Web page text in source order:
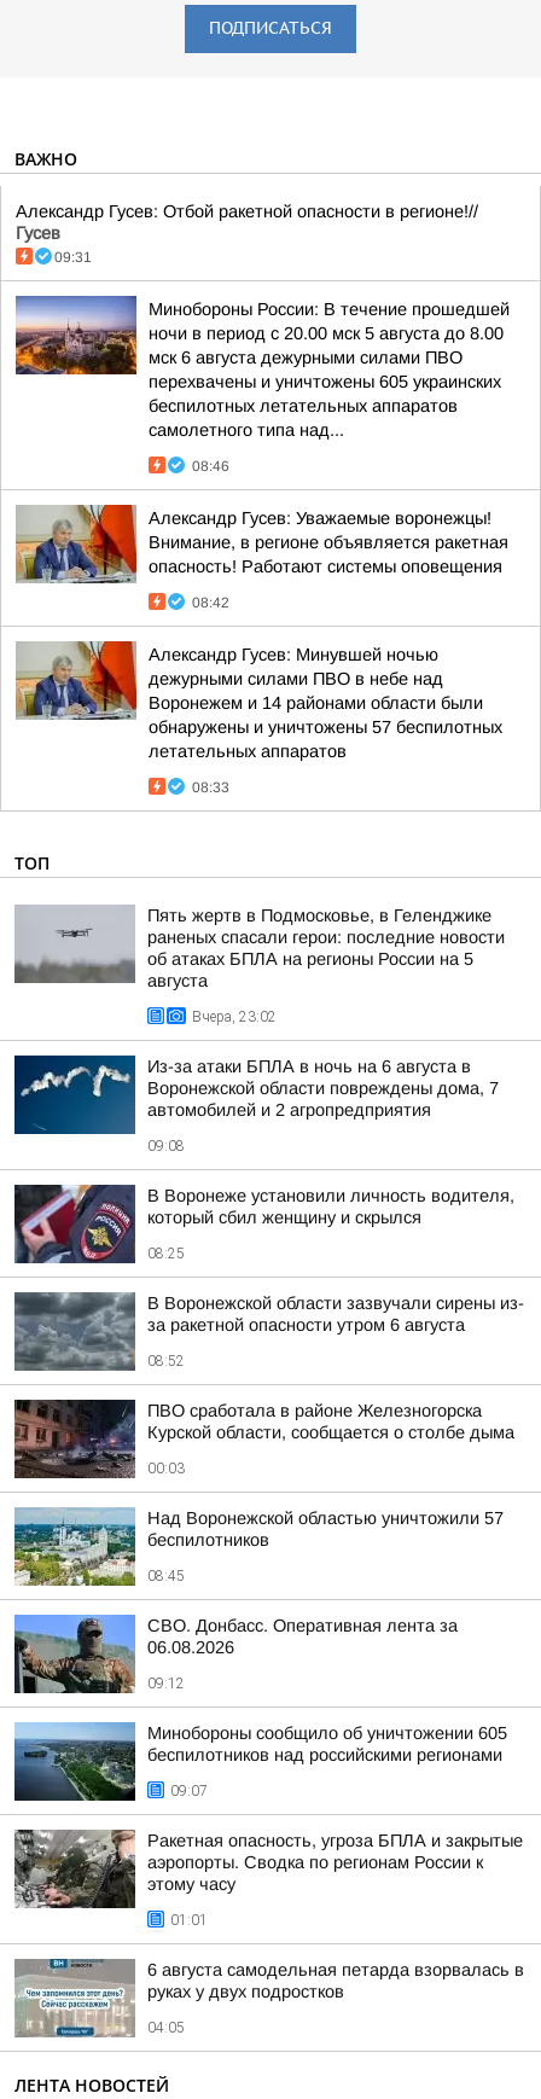
ПОДПИСАТЬСЯ
ВАЖНО
Александр Гусев: Отбой ракетной опасности в регионе!//
Гусев
09:31
Минобороны России: В течение прошедшей
ночи в период с 20.00 мск 5 августа до 8.00
мск 6 августа дежурными силами ПВО
перехвачены и уничтожены 605 украинских
беспилотных летательных аппаратов
самолетного типа над...
08:46
Александр Гусев: Уважаемые воронежцы!
Внимание, в регионе объявляется ракетная
опасность! Работают системы оповещения
08:42
Александр Гусев: Минувшей ночью
дежурными силами ПВО в небе над
Воронежем и 14 районами области были
обнаружены и уничтожены 57 беспилотных
летательных аппаратов
08:33
ТОП
Пять жертв в Подмосковье, в Геленджике
раненых спасали герои: последние новости
об атаках БПЛА на регионы России на 5
августа
Вчера, 23:02
Из-за атаки БПЛА в ночь на 6 августа в
Воронежской области повреждены дома, 7
автомобилей и 2 агропредприятия
09:08
В Воронеже установили личность водителя,
который сбил женщину и скрылся
08:25
В Воронежской области зазвучали сирены из-
за ракетной опасности утром 6 августа
08:52
ПВО сработала в районе Железногорска
Курской области, сообщается о столбе дыма
00:03
Над Воронежской областью уничтожили 57
беспилотников
08:45
СВО. Донбасс. Оперативная лента за
06.08.2026
09:12
Минобороны сообщило об уничтожении 605
беспилотников над российскими регионами
09:07
Ракетная опасность, угроза БПЛА и закрытые
аэропорты. Сводка по регионам России к
этому часу
01:01
6 августа самодельная петарда взорвалась в
руках у двух подростков
04:05
ЛЕНТА НОВОСТЕЙ